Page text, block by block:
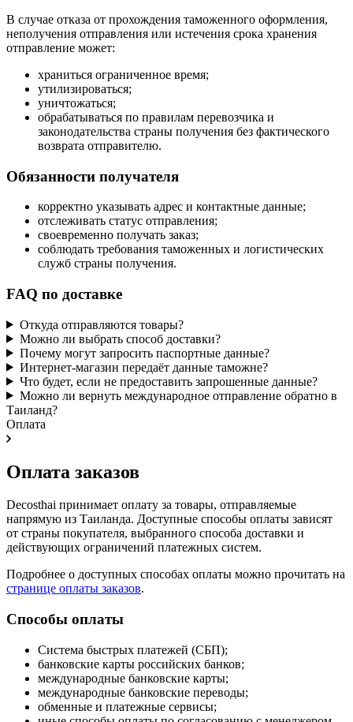
В случае отказа от прохождения таможенного оформления,
неполучения отправления или истечения срока хранения
отправление может:
храниться ограниченное время;
утилизироваться;
уничтожаться;
обрабатываться по правилам перевозчика и
законодательства страны получения без фактического
возврата отправителю.
Обязанности получателя
корректно указывать адрес и контактные данные;
отслеживать статус отправления;
своевременно получать заказ;
соблюдать требования таможенных и логистических
служб страны получения.
FAQ по доставке
Откуда отправляются товары?
Можно ли выбрать способ доставки?
Почему могут запросить паспортные данные?
Интернет-магазин передаёт данные таможне?
Что будет, если не предоставить запрошенные данные?
Можно ли вернуть международное отправление обратно в
Таиланд?
Оплата
Оплата заказов
Decosthai принимает оплату за товары, отправляемые
напрямую из Таиланда. Доступные способы оплаты зависят
от страны покупателя, выбранного способа доставки и
действующих ограничений платежных систем.
Подробнее о доступных способах оплаты можно прочитать на
странице оплаты заказов.
Способы оплаты
Система быстрых платежей (СБП);
банковские карты российских банков;
международные банковские карты;
международные банковские переводы;
обменные и платежные сервисы;